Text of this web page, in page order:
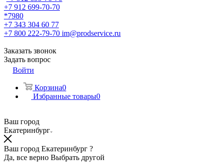
+7 912 699-70-70
*7980
+7 343 304 60 77
+7 800 222-79-70 im@prodservice.ru
Заказать звонок
Задать вопрос
Войти
Корзина0
Избранные товары0
Ваш город
Екатеринбург
Ваш город Екатеринбург ?
Да, все верно Выбрать другой